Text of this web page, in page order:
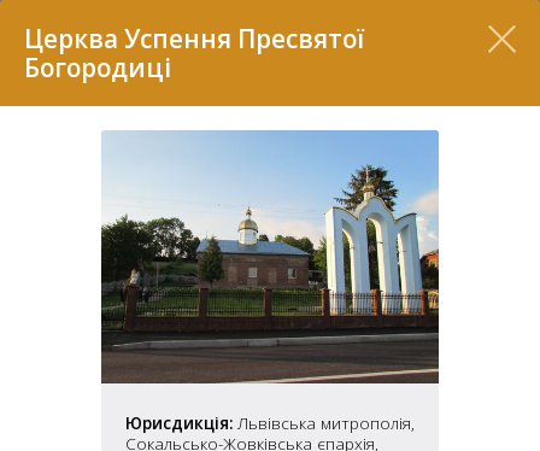
Церква Успення Пресвятої
Богородиці
Юрисдикція: Львівська митрополія,
Сокальсько-Жовківська єпархія,
37
7
2
Перелік